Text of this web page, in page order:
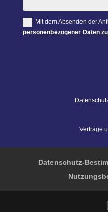
Mit dem Absenden der
personenbezogener Daten
Verträge
Datenschutz-